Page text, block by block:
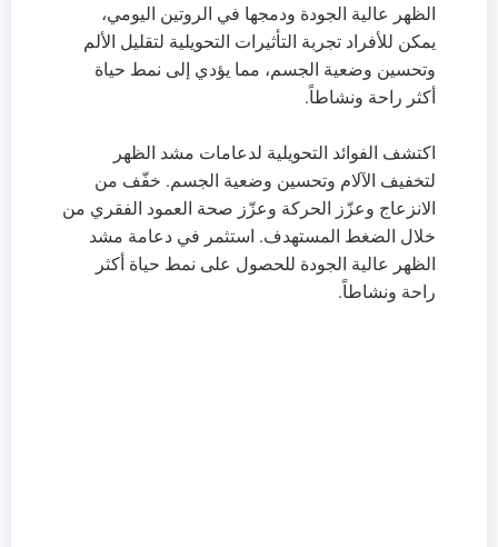
الظهر عالية الجودة ودمجها في الروتين اليومي،
يمكن للأفراد تجربة التأثيرات التحويلية لتقليل الألم
وتحسين وضعية الجسم، مما يؤدي إلى نمط حياة
أكثر راحة ونشاطاً.
اكتشف الفوائد التحويلية لدعامات مشد الظهر
لتخفيف الآلام وتحسين وضعية الجسم. خفّف من
الانزعاج وعزّز الحركة وعزّز صحة العمود الفقري من
خلال الضغط المستهدف. استثمر في دعامة مشد
الظهر عالية الجودة للحصول على نمط حياة أكثر
راحة ونشاطاً.